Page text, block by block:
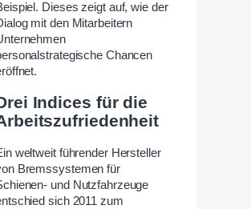
Dieses zeigt auf, wie der
mit den Mitarbeitern
Chancen
Indices für die
weltweit führender Hersteller
Bremssystemen für
und Nutzfahrzeuge
sich 2011 zum